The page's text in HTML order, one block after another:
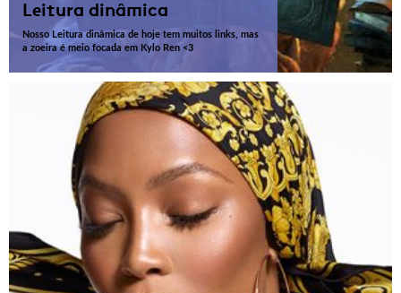
Leitura dinâmica
Nosso Leitura dinâmica de hoje tem muitos links, mas
a zoeira é meio focada em Kylo Ren <3